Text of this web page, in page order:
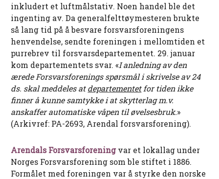
inkludert et luftmålstativ. Noen handel ble det
ingenting av. Da generalfelttøymesteren brukte
så lang tid på å besvare forsvarsforeningens
henvendelse, sendte foreningen i mellomtiden et
purrebrev til forsvarsdepartementet. 29. januar
kom departementets svar. «I anledning av den
ærede Forsvarsforenings spørsmål i skrivelse av 24
ds. skal meddeles atdepartementetfor tiden ikke
finner å kunne samtykke i at skytterlag m.v.
anskaffer automatiske våpen til øvelsesbruk.»
(Arkivref: PA-2693, Arendal forsvarsforening).
Arendals Forsvarsforeningvar et lokallag under
Norges Forsvarsforening som ble stiftet i 1886.
Formålet med foreningen var å styrke den norske